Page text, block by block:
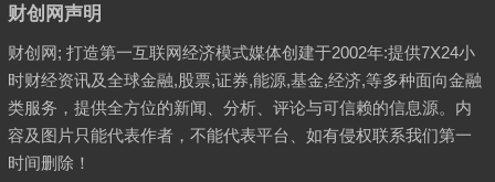
财创网声明
财创网; 打造第一互联网经济模式媒体创建于2002年:提供7X24小
时财经资讯及全球金融,股票,证券,能源,基金,经济,等多种面向金融
类服务，提供全方位的新闻、分析、评论与可信赖的信息源。内
容及图片只能代表作者，不能代表平台、如有侵权联系我们第一
时间删除！